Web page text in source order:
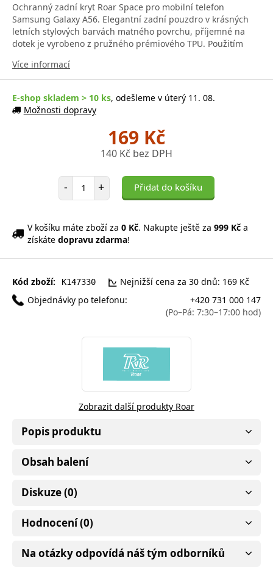
Ochranný zadní kryt Roar Space pro mobilní telefon
Samsung Galaxy A56. Elegantní zadní pouzdro v krásných
letních stylových barvách matného povrchu, příjemné na
dotek je vyrobeno z pružného prémiového TPU. Použitím
Více informací
E-shop skladem > 10 ks, odešleme v úterý 11. 08.
Možnosti dopravy
169 Kč
140 Kč bez DPH
- Počet položek
+ Přidat do košíku
V košíku máte zboží za 0 Kč. Nakupte ještě za 999 Kč a
získáte dopravu zdarma!
Kód zboží: K147330
Nejnižší cena za 30 dnů: 169 Kč
Objednávky po telefonu:
+420 731 000 147
(Po–Pá: 7:30–17:00 hod)
Zobrazit další produkty Roar
Popis produktu
Obsah balení
Diskuze (0)
Hodnocení (0)
Na otázky odpovídá náš tým odborníků